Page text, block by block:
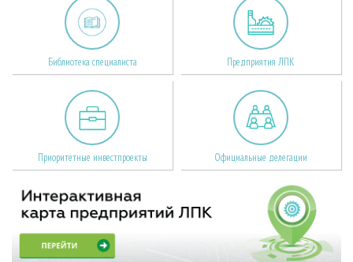
Библиотека специалиста Предприятия ЛПК
Приоритетные инвестпроекты Официальные делегации